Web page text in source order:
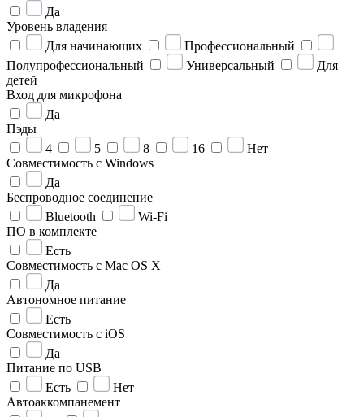
Да
Уровень владения
Для начинающих
Профессиональный
Полупрофессиональный
Универсальный
Для
детей
Вход для микрофона
Да
Пэды
4
5 8 16
Нет
Совместимость с Windows
Да
Беспроводное соединение
Bluetooth
Wi-Fi
ПО в комплекте
Есть
Совместимость с Mac OS X
Да
Автономное питание
Есть
Совместимость с iOS
Да
Питание по USB
Есть
Нет
Автоаккомпанемент